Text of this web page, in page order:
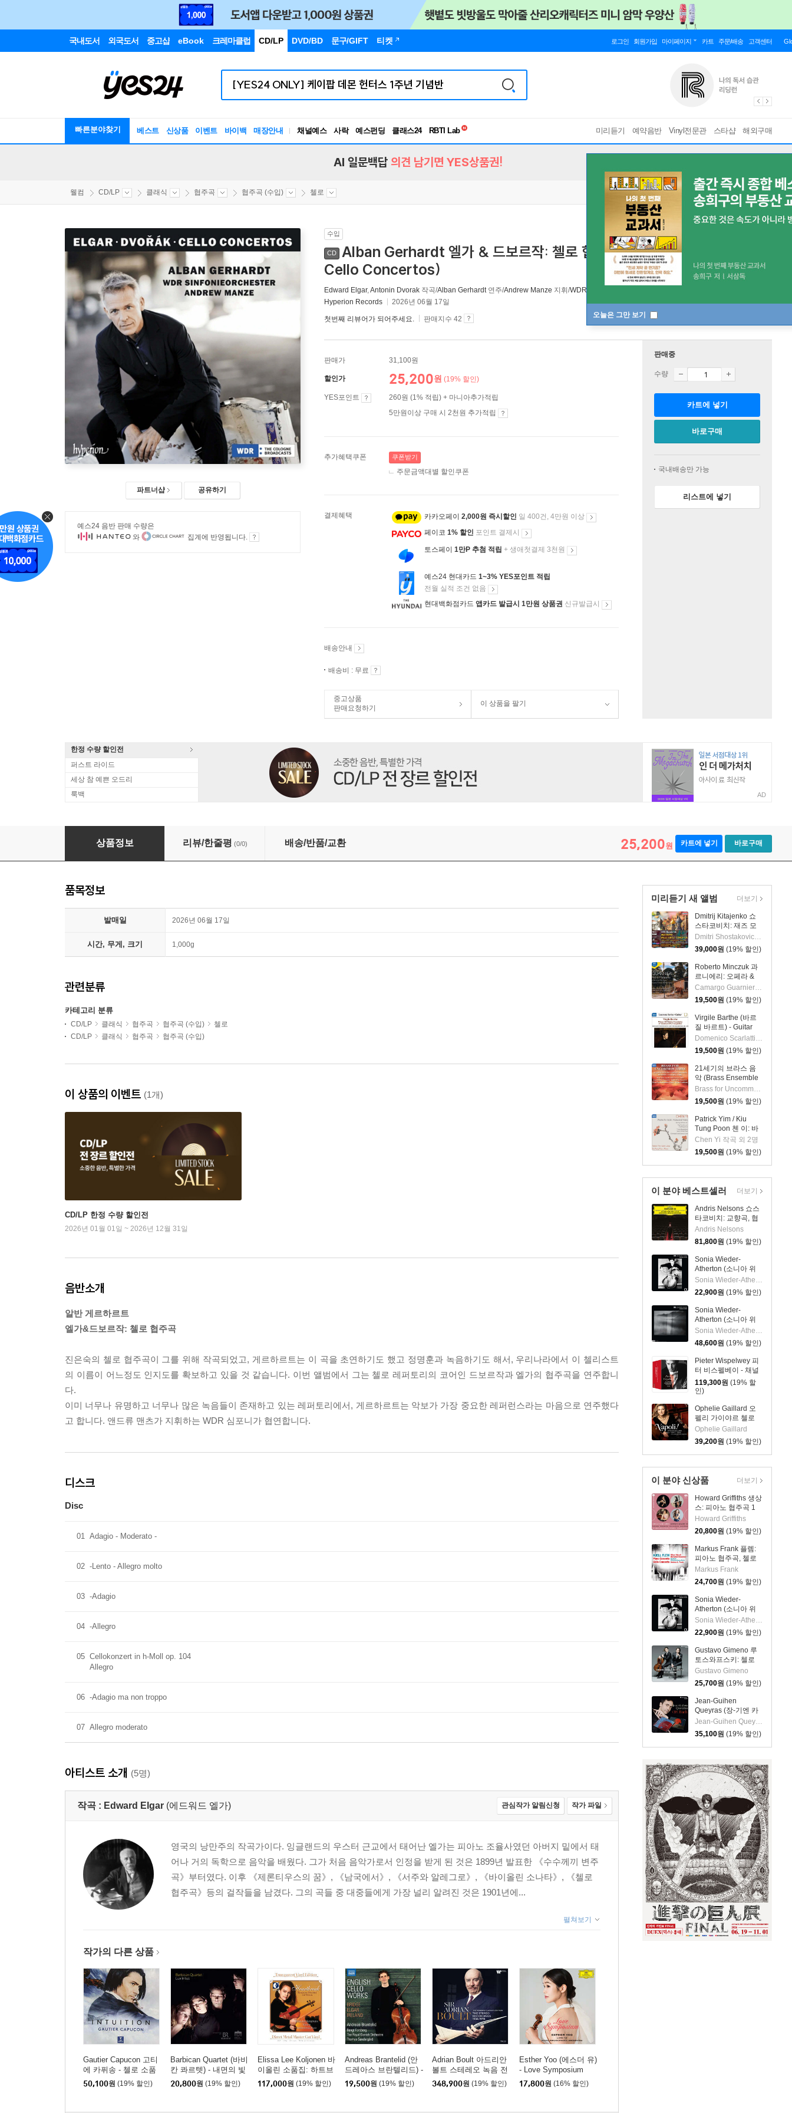
국내도서 외국도서 중고샵 eBook 크레마클럽 CD/LP DVD/BD 문구/GIFT 티켓 로그인 회원가입 마이페이지 카트 주문/배송 고객센터
빠른분야찾기 베스트 신상품 이벤트 바이백 매장안내 채널예스 사락 예스펀딩 클래스24
RBTI Lab
독서유형검사
미리듣기 예약음반 Vinyl전문관 스타샵 해외구매
오늘은 그만 보기
AI 일문백답 의견 남기면 YES상품권!
웰컴 CD/LP 클래식 협주곡 협주곡 (수입) 첼로
파트너샵 공유하기
예스24 음반 판매 수량은
와
집계에 반영됩니다.
수입
CD
Alban Gerhardt 엘가 & 드보르작: 첼로 협주곡 (Elgar & Dvorak:
Cello Concertos)
Edward Elgar,Antonin Dvorak 작곡/Alban Gerhardt연주/Andrew Manze 지휘/WDR Sinfonieorchester Koln
Hyperion Records
2026년 06월 17일
첫번째 리뷰어가 되어주세요. 판매지수 42
판매가 31,100원
할인가 25,200원 (19% 할인)
YES포인트
260원 (1% 적립) + 마니아추가적립
5만원이상 구매 시 2천원 추가적립
추가혜택쿠폰 쿠폰받기
주문금액대별 할인쿠폰
결제혜택 카카오페이 2,000원 즉시할인 일 400건, 4만원 이상
페이코 1% 할인 포인트 결제시
토스페이 1만P 추첨 적립 + 생애첫결제 3천원
예스24 현대카드 1~3% YES포인트 적립
전월 실적 조건 없음
현대백화점카드 앱카드 발급시 1만원 상품권 신규발급시
배송안내
배송비 : 무료
중고상품
판매요청하기
이 상품을 팔기
판매중
수량
카트에 넣기
바로구매
국내배송만 가능
리스트에 넣기
한정 수량 할인전
퍼스트 라이드
세상 참 예쁜 오드리
룩백
AD
Alban Gerhardt 엘가 & 드보르작: 첼로 협주곡 (Elgar & Dvorak: Cello Concertos)
상품정보 리뷰/한줄평 (0/0) 배송/반품/교환 25,200원 카트에 넣기 바로구매
미리듣기 새 앨범
Dmitrij Kitajenko 쇼
스타코비치: 재즈 모
음곡, 발레 모음곡, 협
주곡들
(Shostakovich: Jazz
Suite; Ballet Suites;
Concertos)
Dmitri Shostakovich 작곡 외 6명
39,000원 (19% 할인)
Roberto Minczuk 과
르니에리: 오페라 &
관현악 작품집
(Guarnieri: Pedro
Malazarte)
Camargo Guarnieri 작곡 외 2명
19,500원 (19% 할인)
Virgile Barthe (바르
질 바르트) - Guitar
Recital (기타 리사이
틀)
Domenico Scarlatti 작곡 외 5명
19,500원 (19% 할인)
21세기의 브라스 음
악 (Brass Ensemble
Music - 21st Century)Brass for Uncommon Times 실내악
19,500원 (19% 할인)
Patrick Yim / Kiu
Tung Poon 첸 이: 바
이올린, 비올라, 피아
노 작품집 (Chen Yi:
Works For Violin,
Viola And Piano)
Chen Yi 작곡 외 2명
19,500원 (19% 할인)
더보기
이 분야 베스트셀러
Andris Nelsons 쇼스
타코비치: 교향곡, 협
주곡 (Shostakovich:
Symphonies,
Concertos, Lady
Macbeth of Mtsensk
District)
Andris Nelsons
81,800원 (19% 할인)
Sonia Wieder-
Atherton (소니아 위
더 아서톤) - 빛 (Or’
(light))
Sonia Wieder-Atherton
22,900원 (19% 할인)
Sonia Wieder-
Atherton (소니아 위
더 아서톤) - 빛 (Or’
(light)) [2LP]
Sonia Wieder-Atherton
48,600원 (19% 할인)
Pieter Wispelwey 피
터 비스펠베이 - 채널
클래식 레코딩 전집
(The Complete
Recordings)
119,300원 (19% 할
인)
Ophelie Gaillard 오
펠리 가이야르 첼로
연주집 (Napoli!)
Ophelie Gaillard
39,200원 (19% 할인)
더보기
이 분야 신상품
Howard Griffiths 생상
스: 피아노 협주곡 1
번, 첼로 협주곡 1번,
'동물의 사육제'
(Saint-Saens: Piano
Concerto No.1, Cello
Concerto No.1, Le
Carnaval des
Animaux)
Howard Griffiths
20,800원 (19% 할인)
Markus Frank 플렘:
피아노 협주곡, 첼로
협주곡 (Flem: Piano
Concerto & Cello
Concerto)
Markus Frank
24,700원 (19% 할인)
Sonia Wieder-
Atherton (소니아 위
더 아서톤) - 빛 (Or’
(light))
Sonia Wieder-Atherton
22,900원 (19% 할인)
Gustavo Gimeno 루
토스와프스키: 첼로
협주곡 (Lutoslawski:
Concerto for Cello)
Gustavo Gimeno
25,700원 (19% 할인)
Jean-Guihen
Queyras (장-기엔 카
레스) - C.P.E. 바흐
(C.P.E. Bach)
Jean-Guihen Queyras
35,100원 (19% 할인)
더보기
품목정보
발매일 2026년 06월 17일
시간, 무게, 크기 1,000g
관련분류
카테고리 분류
CD/LP 클래식 협주곡 협주곡 (수입)
첼로
CD/LP
클래식 협주곡 협주곡 (수입)
이 상품의 이벤트 (1개)
CD/LP 한정 수량 할인전
2026년 01월 01일 ~ 2026년 12월 31일
음반소개
알반 게르하르트
엘가&드보르작: 첼로 협주곡
진은숙의 첼로 협주곡이 그를 위해 작곡되었고, 게르하르트는 이 곡을 초연하기도 했고 정명훈과 녹음하기도 해서, 우리나라에서 이 첼리스트
의 이름이 어느정도 인지도를 확보하고 있을 것 같습니다. 이번 앨범에서 그는 첼로 레퍼토리의 코어인 드보르작과 엘가의 협주곡을 연주합니
다.
이미 너무나 유명하고 너무나 많은 녹음들이 존재하고 있는 레퍼토리에서, 게르하르트는 악보가 가장 중요한 레퍼런스라는 마음으로 연주했다
고 합니다. 앤드류 맨츠가 지휘하는 WDR 심포니가 협연합니다.
디스크
Disc
01 Adagio - Moderato -
02 -Lento - Allegro molto
03 -Adagio
04 -Allegro
05 Cellokonzert in h-Moll op. 104
Allegro
06 -Adagio ma non troppo
07 Allegro moderato
아티스트 소개 (5명)
작곡 : Edward Elgar (에드워드 엘가) 관심작가 알림신청 작가 파일
영국의 낭만주의 작곡가이다. 잉글랜드의 우스터 근교에서 태어난 엘가는 피아노 조율사였던 아버지 밑에서 태
어나 거의 독학으로 음악을 배웠다. 그가 처음 음악가로서 인정을 받게 된 것은 1899년 발표한 《수수께끼 변주
곡》부터였다. 이후 《제론티우스의 꿈》, 《남국에서》, 《서주와 알레그로》, 《바이올린 소나타》, 《첼로
협주곡》등의 걸작들을 남겼다. 그의 곡들 중 대중들에게 가장 널리 알려진 것은 1901년에...
펼쳐보기
작가의 다른 상품
Gautier Capucon 고티
에 카퓌송 - 첼로 소품
집 '인투이션' (Intuition)
[UHQCD]
50,100원 (19% 할인)
Barbican Quartet (바비
칸 콰르텟) - 내면의 빛
(Lux Intus)
20,800원 (19% 할인)
Elissa Lee Koljonen 바
이올린 소품집: 하트브
레이크 (Heartbreak: Ro
mantic Encores For Vi
2LP]
117,000원 (19% 할인)
Andreas Brantelid (안
드레아스 브란텔리드) -
영국 첼로 작품집 (Engl
ish Cello Works)
19,500원 (19% 할인)
Adrian Boult 아드리안
볼트 스테레오 녹음 전
집 (THE Stereo Record
ings 1956-1978)[79CD
348,900원 (19% 할인)
Esther Yoo (에스더 유)
- Love Symposium
17,800원 (16% 할인)